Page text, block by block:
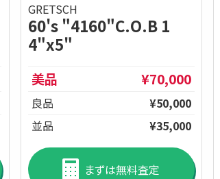
GRETSCH
60's "4160"C.O.B 1
4"x5"
美品 ¥70,000
良品
¥50,000
並品
¥35,000
まずは無料査定